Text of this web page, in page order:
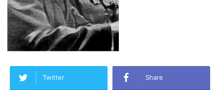
Twitter Share